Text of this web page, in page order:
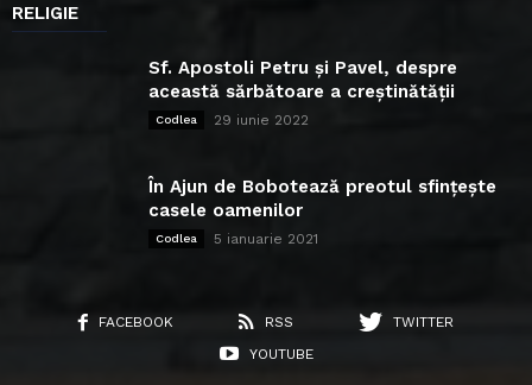
RELIGIE
Sf. Apostoli Petru și Pavel, despre
această sărbătoare a creștinătății
Codlea 29 iunie 2022
În Ajun de Bobotează preotul sfințește
casele oamenilor
Codlea 5 ianuarie 2021
FACEBOOK RSS
TWITTER
YOUTUBE